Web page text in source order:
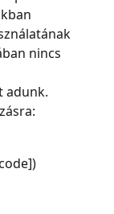
nincs
adunk.